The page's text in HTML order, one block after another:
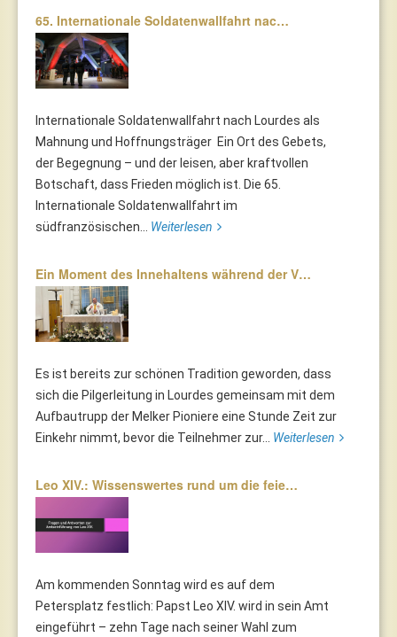
65. Internationale Soldatenwallfahrt nac…
Internationale Soldatenwallfahrt nach Lourdes als
Mahnung und Hoffnungsträger Ein Ort des Gebets,
der Begegnung – und der leisen, aber kraftvollen
Botschaft, dass Frieden möglich ist. Die 65.
Internationale Soldatenwallfahrt im
südfranzösischen... Weiterlesen
Ein Moment des Innehaltens während der V…
Es ist bereits zur schönen Tradition geworden, dass
sich die Pilgerleitung in Lourdes gemeinsam mit dem
Aufbautrupp der Melker Pioniere eine Stunde Zeit zur
Einkehr nimmt, bevor die Teilnehmer zur... Weiterlesen
Leo XIV.: Wissenswertes rund um die feie…
Am kommenden Sonntag wird es auf dem
Petersplatz festlich: Papst Leo XIV. wird in sein Amt
eingeführt – zehn Tage nach seiner Wahl zum